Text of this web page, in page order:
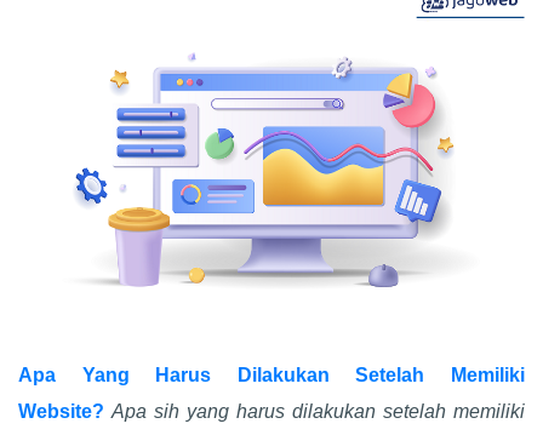
Apa Yang Harus Dilakukan Setelah Memiliki
Website? Apa sih yang harus dilakukan setelah memiliki